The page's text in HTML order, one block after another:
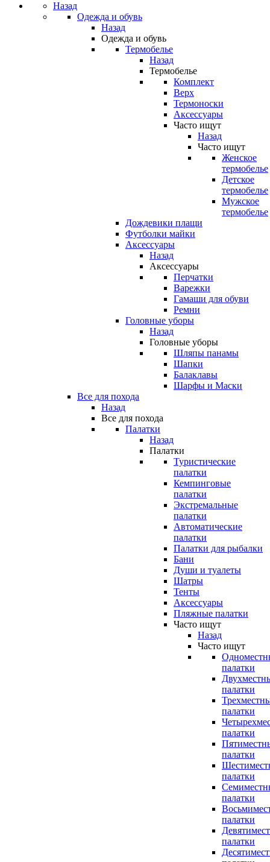
Назад
Одежда и обувь
Назад
Одежда и обувь
Термобелье
Назад
Термобелье
Комплект
Верх
Термоноски
Аксессуары
Часто ищут
Назад
Часто ищут
Женское
термобелье
Детское
термобелье
Мужское
термобелье
Дождевики плащи
Футболки майки
Аксессуары
Назад
Аксессуары
Перчатки
Варежки
Гамаши для обуви
Ремни
Головные уборы
Назад
Головные уборы
Шляпы панамы
Шапки
Балаклавы
Шарфы и Маски
Все для похода
Назад
Все для похода
Палатки
Назад
Палатки
Туристические
палатки
Кемпинговые
палатки
Экстремальные
палатки
Автоматические
палатки
Палатки для рыбалки
Бани
Души и туалеты
Шатры
Тенты
Аксессуары
Пляжные палатки
Часто ищут
Назад
Часто ищут
палатки
палатки
палатки
палатки
палатки
палатки
палатки
палатки
палатки